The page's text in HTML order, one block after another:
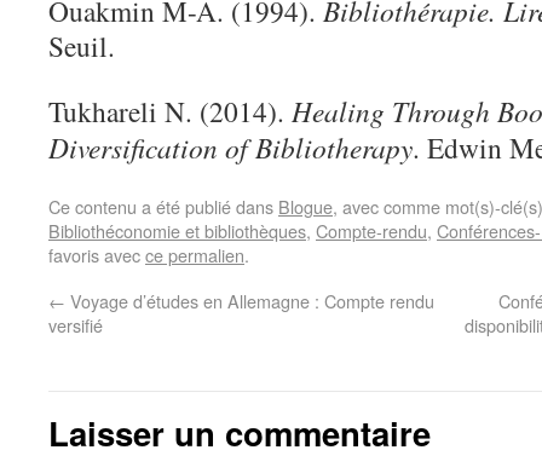
Ouakmin M-A. (1994). Bibliothérapie.
Seuil.
Tukhareli N. (2014). Healing Through
Diversification of Bibliotherapy. Edwin
Ce contenu a été publié dans Blogue, avec comme mot(s)-
Bibliothéconomie et bibliothèques, Compte-rendu,
favoris avecce permalien.
← Voyage d’études en Allemagne : Compte rendu
versifié
Laisser un commentaire